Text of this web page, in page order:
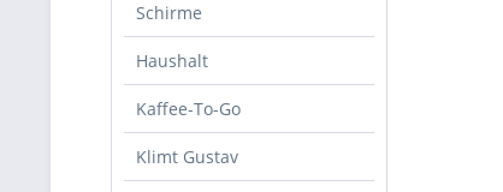
Schirme
Haushalt
Kaffee-To-Go
Klimt Gustav